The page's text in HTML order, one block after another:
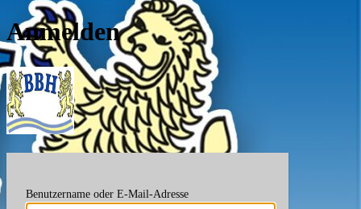
Anmelden
Berufsverband
Benutzername oder E-Mail-Adresse